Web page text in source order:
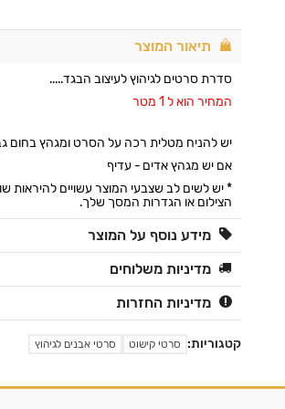
תיאור המוצר
סדרת סרטים לגיהוץ לעיצוב הבגד.....
המחיר הוא ל 1 מטר
יש להניח מטלית רכה על הסרט ומגהץ בחום
אם יש מגהץ אדים - עדיף
* יש לשים לב שצבעי המוצר עשויים להיראות
הצילום או הגדרות המסך שלך.
מידע נוסף על המוצר
מדיניות משלוחים
מדיניות החזרות
קטגוריות: סרטי קישוט סרטי אבנים לגיהוץ